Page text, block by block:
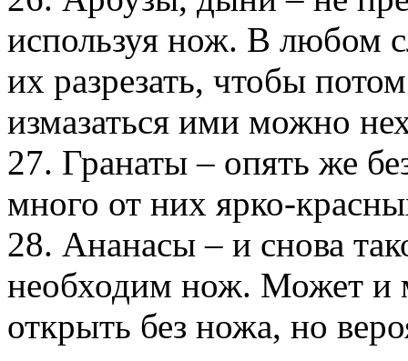
используя нож. В любом
их разрезать, чтобы
измазаться ими можно
27. Гранаты – опять же
много от них ярко-
28. Ананасы – и снова
необходим нож. Может и
открыть без ножа, но